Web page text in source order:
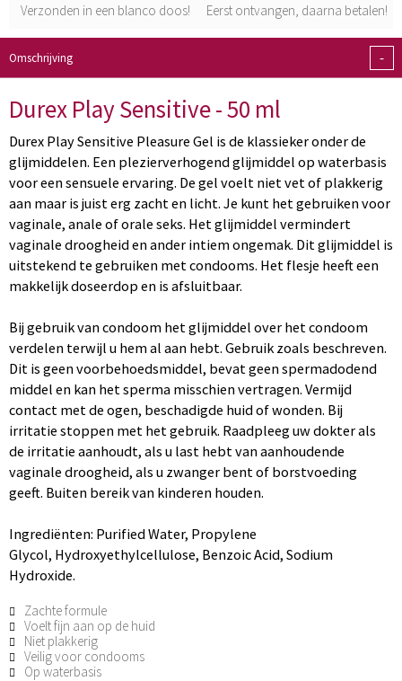
Verzonden in een blanco doos! Eerst ontvangen, daarna betalen!
Omschrijving -
Durex Play Sensitive - 50 ml
Durex Play Sensitive Pleasure Gel is de klassieker onder de
glijmiddelen. Een plezierverhogend glijmiddel op waterbasis
voor een sensuele ervaring. De gel voelt niet vet of plakkerig
aan maar is juist erg zacht en licht. Je kunt het gebruiken voor
vaginale, anale of orale seks. Het glijmiddel vermindert
vaginale droogheid en ander intiem ongemak. Dit glijmiddel is
uitstekend te gebruiken met condooms. Het flesje heeft een
makkelijk doseerdop en is afsluitbaar.
Bij gebruik van condoom het glijmiddel over het condoom
verdelen terwijl u hem al aan hebt. Gebruik zoals beschreven.
Dit is geen voorbehoedsmiddel, bevat geen spermadodend
middel en kan het sperma misschien vertragen. Vermijd
contact met de ogen, beschadigde huid of wonden. Bij
irritatie stoppen met het gebruik. Raadpleeg uw dokter als
de irritatie aanhoudt, als u last hebt van aanhoudende
vaginale droogheid, als u zwanger bent of borstvoeding
geeft. Buiten bereik van kinderen houden.
Ingrediënten: Purified Water, Propylene
Glycol, Hydroxyethylcellulose, Benzoic Acid, Sodium
Hydroxide.
Zachte formule
Voelt fijn aan op de huid
Niet plakkerig
Veilig voor condooms
Op waterbasis